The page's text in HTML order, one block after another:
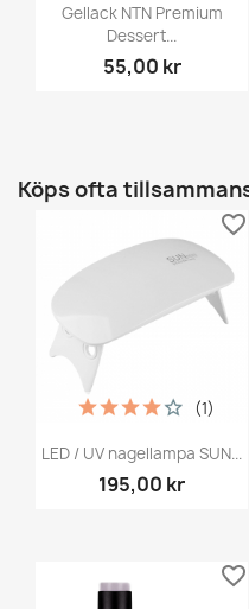
Gellack NTN Premium
Dessert...
55,00 kr
Köps ofta
LED / UV nagellampa SUN...
195,00 kr
(1)
favorite_border
favorite_border